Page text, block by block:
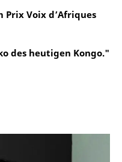
Prix Voix d’Afriques
des heutigen Kongo."